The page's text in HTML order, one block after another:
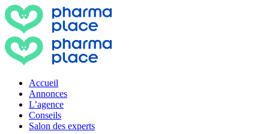
Accueil
Annonces
L’agence
Conseils
Salon des experts